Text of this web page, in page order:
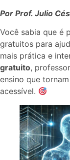
Por Prof. Julio
Você sabia que é
gratuitos para
mais prática e
gratuito,
ensino que
acessível.